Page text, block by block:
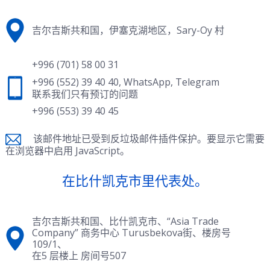
吉尔吉斯共和国，伊塞克湖地区，Sary-Oy 村
+996 (701) 58 00 31
+996 (552) 39 40 40, WhatsApp, Telegram
联系我们只有预订的问题
+996 (553) 39 40 45
该邮件地址已受到反垃圾邮件插件保护。要显示它需要
在浏览器中启用 JavaScript。
在比什凯克市里代表处。
吉尔吉斯共和国、比什凯克市、“Asia Trade
Company” 商务中心 Turusbekova街、楼房号
109/1、
在5 层楼上 房间号507